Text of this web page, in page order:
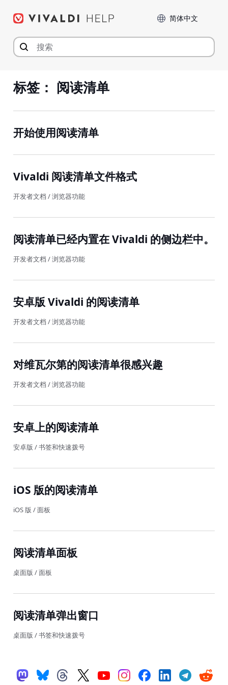
Language
标签： 阅读清单
开始使用阅读清单
Vivaldi 阅读清单文件格式
开发者文档 /浏览器功能
阅读清单已经内置在 Vivaldi 的侧边栏中。
开发者文档 /浏览器功能
安卓版 Vivaldi 的阅读清单
开发者文档 /浏览器功能
对维瓦尔第的阅读清单很感兴趣
开发者文档 /浏览器功能
安卓上的阅读清单
安卓版 /书签和快速拨号
iOS 版的阅读清单
iOS 版 /面板
阅读清单面板
桌面版 /面板
阅读清单弹出窗口
桌面版 /书签和快速拨号